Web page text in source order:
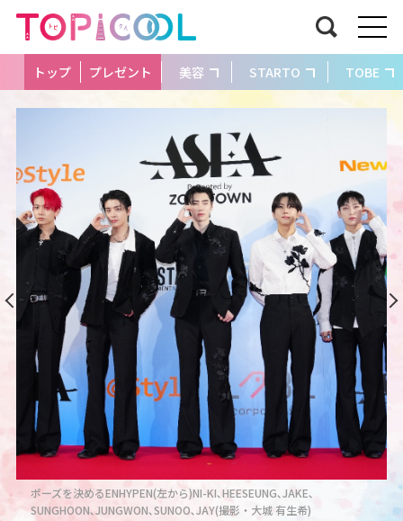
トップ プレゼント 美容 STARTO TOBE
ポーズを決めるENHYPEN(左から)NI-KI､HEESEUNG､JAKE､
SUNGHOON､JUNGWON､SUNOO､JAY(撮影・大城 有生希)